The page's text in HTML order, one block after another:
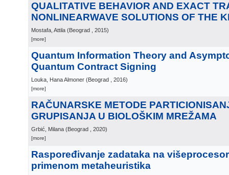
QUALITATIVE BEHAVIOR AND EXACT
NONLINEARWAVE SOLUTIONS OF THE
Mostafa, Attila (Beograd , 2015)
[more]
Quantum Information Theory and
Quantum Contract Signing
Louka, Hana Almoner (Beograd , 2016)
[more]
RAČUNARSKE METODE
GRUPISANJA U BIOLOŠKIM MREŽAMA
Grbić, Milana (Beograd , 2020)
[more]
Raspoređivanje zadataka na
primenom metaheuristika